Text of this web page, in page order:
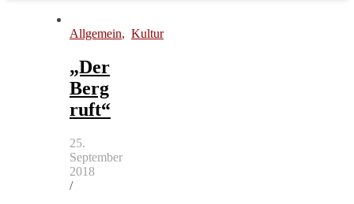
Allgemein, Kultur
„Der
Berg
ruft“
25.
September
2018
/